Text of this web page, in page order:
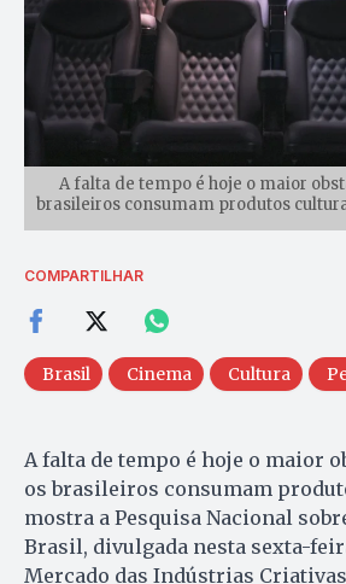
A falta de tempo é hoje o maior
brasileiros consumam produtos
COMPARTILHAR
Brasil Cinema Cultura
A falta de tempo é hoje o maior
os brasileiros consumam
mostra a Pesquisa Nacional
Brasil, divulgada nesta sexta-
Mercado das Indústrias